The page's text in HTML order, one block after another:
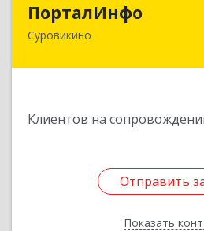
ПорталИнфо
Суровикино
Клиентов на
Отправить
Показать
404414, г.Суровкино
Отправить
Назад